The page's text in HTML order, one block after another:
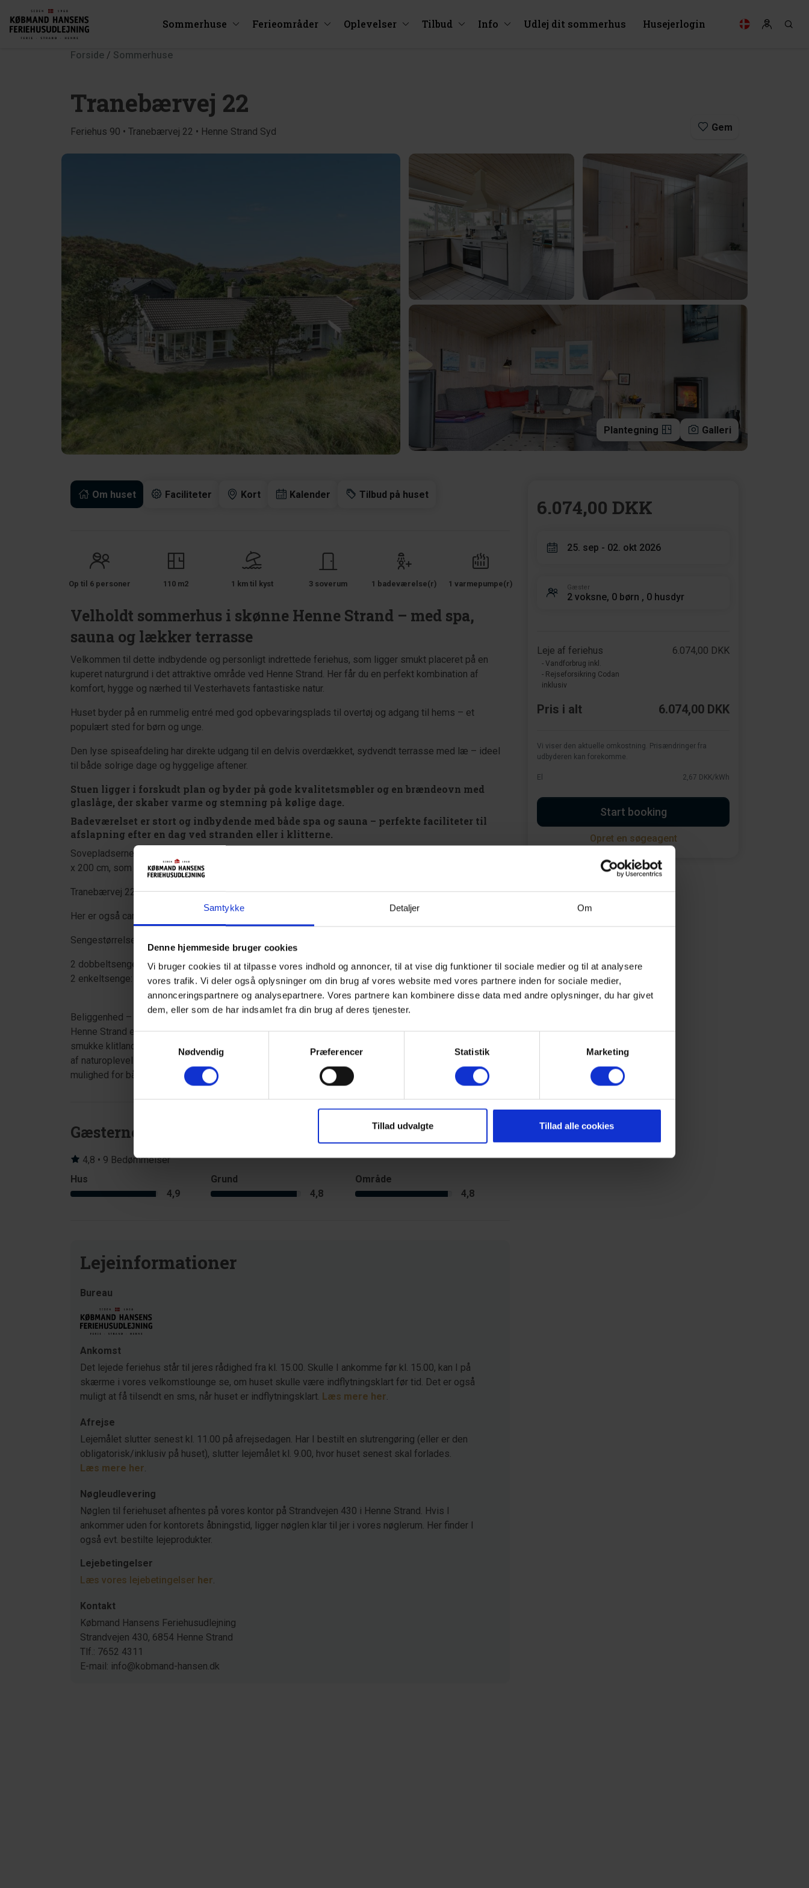
Samtykke Detaljer Om
Denne hjemmeside bruger cookies
Vi bruger cookies til at tilpasse vores indhold og annoncer, til at vise dig funktioner til sociale medier og til at analysere
vores trafik. Vi deler også oplysninger om din brug af vores website med vores partnere inden for sociale medier,
annonceringspartnere og analysepartnere. Vores partnere kan kombinere disse data med andre oplysninger, du har givet
dem, eller som de har indsamlet fra din brug af deres tjenester.
Samtykkevalg
Nødvendig
Præferencer Statistik Marketing
Tillad udvalgte Tillad alle cookies
Sommerhuse Ferieområder Oplevelser Tilbud Info Udlej dit sommerhus Husejerlogin
Forside / Sommerhuse
Tranebærvej 22
Feriehus 90 • Tranebærvej 22 • Henne Strand Syd Gem
Plantegning Galleri
Om huset Faciliteter Kort Kalender Tilbud på huset
Op til 6 personer 110 m2 1 km til kyst 3 soverum 1 badeværelse(r) 1 varmepumpe(r)
Velholdt sommerhus i skønne Henne Strand – med spa,
sauna og lækker terrasse
Velkommen til dette indbydende og personligt indrettede feriehus, som ligger smukt placeret på en
kuperet naturgrund i det attraktive område ved Henne Strand. Her får du en perfekt kombination af
komfort, hygge og nærhed til Vesterhavets fantastiske natur.
Huset byder på en rummelig entré med god opbevaringsplads til overtøj og adgang til hems – et
populært sted for børn og unge.
Den lyse spiseafdeling har direkte udgang til en delvis overdækket, sydvendt terrasse med læ – ideel
til både solrige dage og hyggelige aftener.
Stuen ligger i forskudt plan og byder på gode kvalitetsmøbler og en brændeovn med
glaslåge, der skaber varme og stemning på kølige dage.
Badeværelset er stort og indbydende med både spa og sauna – perfekte faciliteter til
afslapning efter en dag ved stranden eller i klitterne.
Sovepladserne er fordelt på to dobbeltværelser og to enkeltsenge – alle med madrasser i størrelsen 90
x 200 cm, som kan tilpasses efter behov.
Tranebærvej 22 fremstår velholdt og med sans for detaljen.
Her er også carport, så bilen står i tørvejr.
Sengestørrelser:
2 dobbeltsenge (hver med 2 madrasser à 90 x 200 cm)
2 enkeltsenge: 90 x 200 cm
Beliggenhed – Henne Strand:
Henne Strand er et af Vestjyllands mest populære ferieområder – kendt for sin brede, hvide sandstrand,
smukke klitlandskab og charmerende ferieby med caféer, butikker og isboder. Området byder på et væld
af naturoplevelser, cykel- og vandreruter samt adgang til skov, hede og den friske havluft. Her er der rig
mulighed for både aktiv ferie og total afslapning – året rundt.
Gæsterne siger
4,8 • 9 Bedømmelser
Hus
4,9
Grund
4,8
Område
4,8
Lejeinformationer
Bureau
Ankomst
Det lejede feriehus står til jeres rådighed fra kl. 15.00. Skulle I ankomme før kl. 15.00, kan I på
skærme i vores velkomstlounge se, om huset skulle være indflytningsklart før tid. Det er også
muligt at få tilsendt en sms, når huset er indflytningsklart. Læs mere her.
Afrejse
Lejemålet slutter senest kl. 11.00 på afrejsedagen. Har I bestilt en slutrengøring (eller er den
obligatorisk/inklusiv på huset), slutter lejemålet kl. 9.00, hvor huset senest skal forlades.
Læs mere her.
Nøgleudlevering
Nøglen til feriehuset afhentes på vores kontor på Strandvejen 430 i Henne Strand. Hvis I
ankommer uden for kontorets åbningstid, ligger nøglen klar til jer i vores nøglerum. Her finder I
også evt. bestilte lejeprodukter.
Lejebetingelser
Læs vores lejebetingelser her.
Kontakt
Købmand Hansens Feriehusudlejning
Strandvejen 430, 6854 Henne Strand
Tlf.: 7652 4311
E-mail: info@kobmand-hansen.dk
6.074,00 DKK
25. sep - 02. okt 2026
Gæster
2 voksne, 0 børn , 0 husdyr
Leje af feriehus
- Vandforbrug inkl.
- Rejseforsikring Codan
inklusiv
6.074,00 DKK
Pris i alt 6.074,00 DKK
Vi viser den aktuelle omkostning. Prisændringer fra
udbyderen kan forekomme.
El 2,67 DKK/kWh
Start booking
Opret en søgeagent